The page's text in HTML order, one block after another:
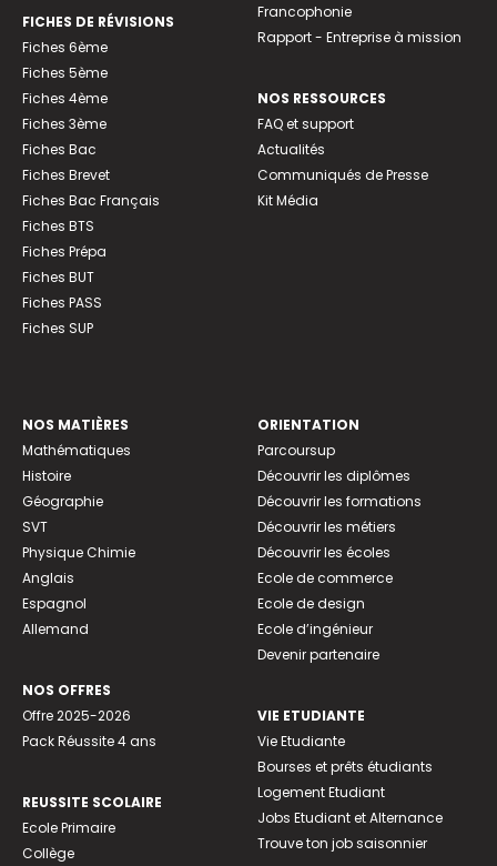
FICHES DE RÉVISIONS
Fiches 6ème
Fiches 5ème
Fiches 4ème
Fiches 3ème
Fiches Bac
Fiches Brevet
Fiches Bac Français
Fiches BTS
Fiches Prépa
Fiches BUT
Fiches PASS
Fiches SUP
Francophonie
Rapport - Entreprise à mission
NOS RESSOURCES
FAQ et support
Actualités
Communiqués de Presse
Kit Média
NOS MATIÈRES
Mathématiques
Histoire
Géographie
SVT
Physique Chimie
Anglais
Espagnol
Allemand
NOS OFFRES
Offre 2025-2026
Pack Réussite 4 ans
REUSSITE SCOLAIRE
Ecole Primaire
Collège
ORIENTATION
Parcoursup
Découvrir les diplômes
Découvrir les formations
Découvrir les métiers
Découvrir les écoles
Ecole de commerce
Ecole de design
Ecole d’ingénieur
Devenir partenaire
VIE ETUDIANTE
Vie Etudiante
Bourses et prêts étudiants
Logement Etudiant
Jobs Etudiant et Alternance
Trouve ton job saisonnier